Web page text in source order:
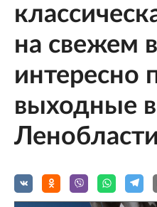
на свежем
интересно
выходные в
Ленобласти